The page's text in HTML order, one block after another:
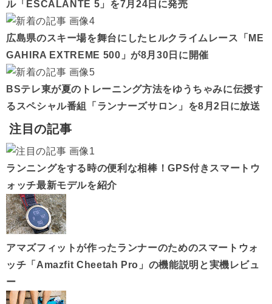
ル「ESCALANTE 5」を7月24日に発売
広島県のスキー場を舞台にしたヒルクライムレース「ME
GAHIRA EXTREME 500」が8月30日に開催
BSテレ東が夏のトレーニング方法をゆうちゃみに伝授す
るスペシャル番組「ランナーズサロン」を8月2日に放送
注目の記事
ランニングをする時の便利な相棒！GPS付きスマートウ
ォッチ最新モデルを紹介
アマズフィットが作ったランナーのためのスマートウォ
ッチ「Amazfit Cheetah Pro」の機能説明と実機レビュ
ー